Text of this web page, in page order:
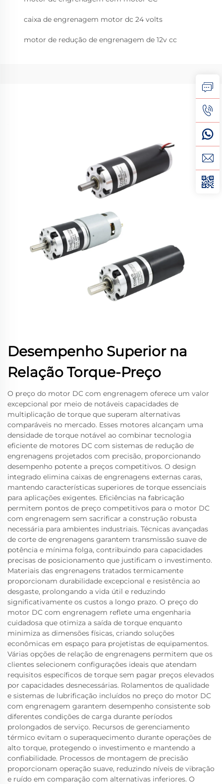
caixa de engrenagem motor dc 24 volts
motor de redução de engrenagem de 12v cc
Desempenho Superior na
Relação Torque-Preço
O preço do motor DC com engrenagem oferece um valor
excepcional por meio de notáveis capacidades de
multiplicação de torque que superam alternativas
comparáveis no mercado. Esses motores alcançam uma
densidade de torque notável ao combinar tecnologia
eficiente de motores DC com sistemas de redução de
engrenagens projetados com precisão, proporcionando
desempenho potente a preços competitivos. O design
integrado elimina caixas de engrenagens externas caras,
mantendo características superiores de torque essenciais
para aplicações exigentes. Eficiências na fabricação
permitem pontos de preço competitivos para o motor DC
com engrenagem sem sacrificar a construção robusta
necessária para ambientes industriais. Técnicas avançadas
de corte de engrenagens garantem transmissão suave de
potência e mínima folga, contribuindo para capacidades
precisas de posicionamento que justificam o investimento.
Materiais das engrenagens tratados termicamente
proporcionam durabilidade excepcional e resistência ao
desgaste, prolongando a vida útil e reduzindo
significativamente os custos a longo prazo. O preço do
motor DC com engrenagem reflete uma engenharia
cuidadosa que otimiza a saída de torque enquanto
minimiza as dimensões físicas, criando soluções
econômicas em espaço para projetistas de equipamentos.
Várias opções de relação de engrenagens permitem que os
clientes selecionem configurações ideais que atendam
requisitos específicos de torque sem pagar preços elevados
por capacidades desnecessárias. Rolamentos de qualidade
e sistemas de lubrificação incluídos no preço do motor DC
com engrenagem garantem desempenho consistente sob
diferentes condições de carga durante períodos
prolongados de serviço. Recursos de gerenciamento
térmico evitam o superaquecimento durante operações de
alto torque, protegendo o investimento e mantendo a
confiabilidade. Processos de montagem de precisão
proporcionam operação suave, reduzindo níveis de vibração
e ruído em comparação com alternativas inferiores. O